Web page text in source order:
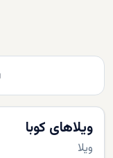
ویلاهای کوبا
ویلا